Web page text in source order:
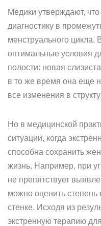
Медики утверждают,
диагностику в
менструального цикла.
оптимальные условия
полости: новая
в то же время она еще
все изменения в
Но в медицинской
ситуации, когда
способна сохранить
жизнь. Например, при
не препятствует
можно оценить степень
стенке. Исходя из
экстренную терапию